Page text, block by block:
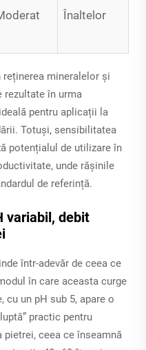
Înaltelor
reținerea mineralelor și
rezultate în urma
pentru aplicații la
Totuși, sensibilitatea
potențialul de utilizare în
unde rășinile
de referință.
variabil, debit
într-adevăr de ceea ce
în care aceasta curge
cu un pH sub 5, apare o
practic pentru
ceea ce înseamnă